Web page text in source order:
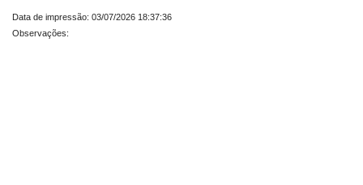
Data de impressão: 03/07/2026 18:37:36
Observações: